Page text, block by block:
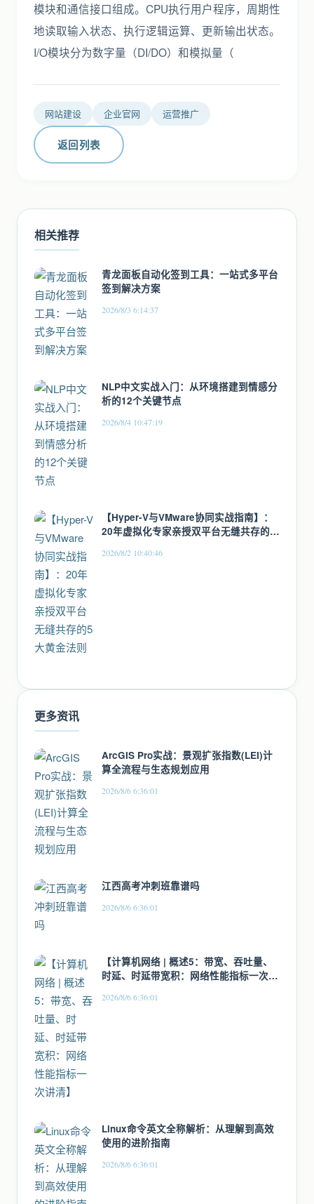
模块和通信接口组成。CPU执行用户程序，周期性
地读取输入状态、执行逻辑运算、更新输出状态。
I/O模块分为数字量（DI/DO）和模拟量（
网站建设 企业官网 运营推广
返回列表
相关推荐
青龙面板自动化签到工具：一站式多平台
签到解决方案
2026/8/3 6:14:37
NLP中文实战入门：从环境搭建到情感分
析的12个关键节点
2026/8/4 10:47:19
【Hyper-V与VMware协同实战指南】：
20年虚拟化专家亲授双平台无缝共存的5
2026/8/2 10:40:46
更多资讯
ArcGIS Pro实战：景观扩张指数(LEI)计
算全流程与生态规划应用
2026/8/6 6:36:01
江西高考冲刺班靠谱吗
2026/8/6 6:36:01
【计算机网络 | 概述5：带宽、吞吐量、
时延、时延带宽积：网络性能指标一次讲
2026/8/6 6:36:01
Linux命令英文全称解析：从理解到高效
使用的进阶指南
2026/8/6 6:36:01